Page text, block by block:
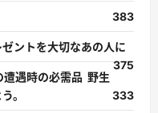
383
ントを大切なあの人に
375
遇時の必需品 野生
。
333